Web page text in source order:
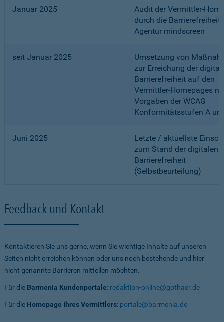
Januar 2025
Audit der Vermittler-
durch die
Agentur mindscreen
seit Januar 2025
Umsetzung von
zur Erreichung der
Barrierefreiheit auf den
Vermittler-Homepages
Vorgaben der WCAG
Konformitätsstufen A
Juni 2025
Letzte / aktuellste
zum Stand der digitalen
Barrierefreiheit
(Selbstbeurteilung)
Feedback und Kontakt
Kontaktieren Sie uns gerne, wenn Sie wichtige Inhalte auf unseren
Seiten nicht erreichen können oder uns noch bestehende und hier
nicht genannte Barrieren mitteilen möchten.
Für die Barmenia Kundenportale: redaktion-online@gothaer.de
Für die Homepage Ihres Vermittlers: portale@barmenia.de